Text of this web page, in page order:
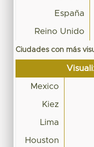
España
Reino Unido
Ciudades con más
Mexico
Kiez
Lima
Houston